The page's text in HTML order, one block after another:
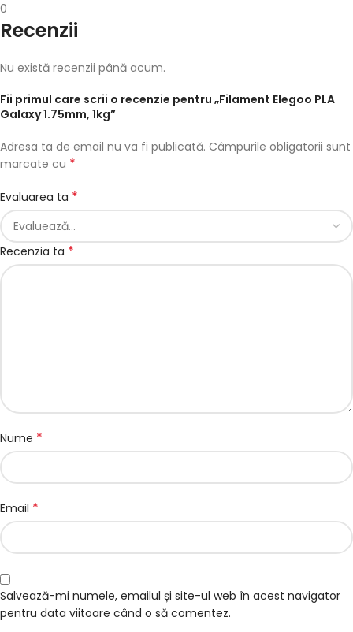
0
Recenzii
Nu există recenzii până acum.
Fii primul care scrii o recenzie pentru „Filament Elegoo PLA
Galaxy 1.75mm, 1kg”
Adresa ta de email nu va fi publicată. Câmpurile obligatorii sunt
marcate cu *
Evaluarea ta *
Recenzia ta *
Nume *
Email *
Salvează-mi numele, emailul și site-ul web în acest navigator
pentru data viitoare când o să comentez.